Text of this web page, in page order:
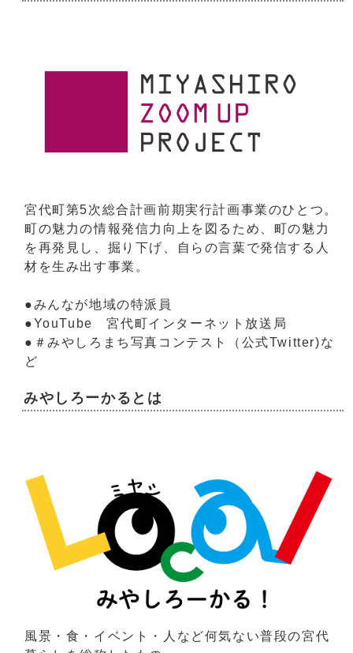
宮代町第5次総合計画前期実行計画事業のひとつ。
町の魅力の情報発信力向上を図るため、町の魅力
を再発見し、掘り下げ、自らの言葉で発信する人
材を生み出す事業。
●みんなが地域の特派員
●YouTube 宮代町インターネット放送局
●＃みやしろまち写真コンテスト（公式Twitter)な
ど
みやしろーかるとは
風景・食・イベント・人など何気ない普段の宮代